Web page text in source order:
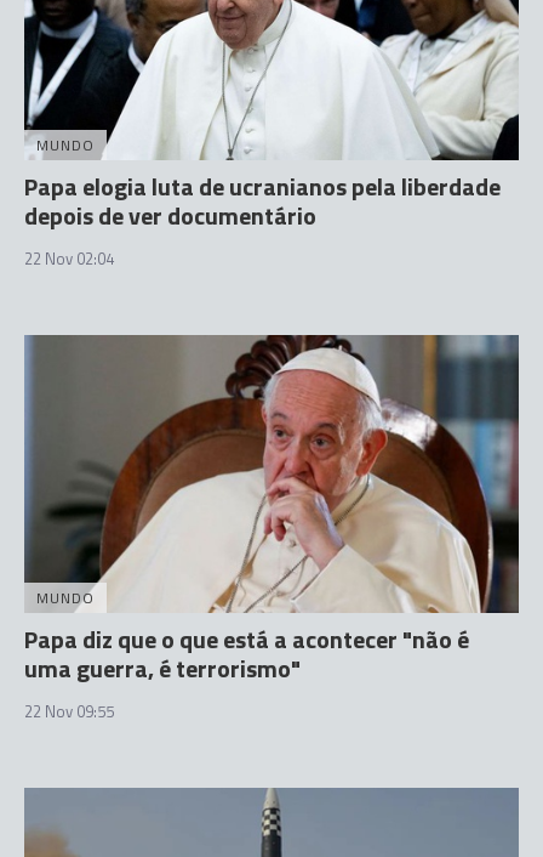
MUNDO
Papa elogia luta de ucranianos pela liberdade
depois de ver documentário
22 Nov 02:04
MUNDO
Papa diz que o que está a acontecer "não é
uma guerra, é terrorismo"
22 Nov 09:55